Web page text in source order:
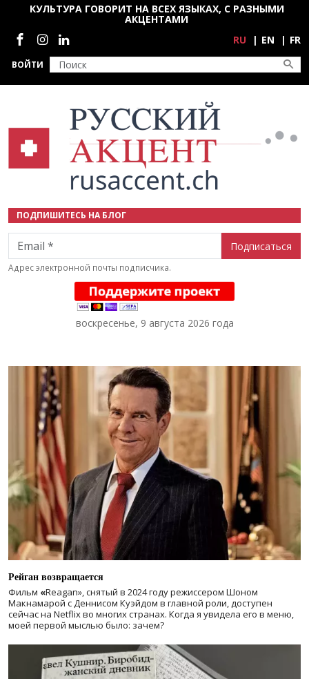
Перейти к основному содержанию
ВОЙТИ
КУЛЬТУРА ГОВОРИТ НА ВСЕХ ЯЗЫКАХ, С РАЗНЫМИ
АКЦЕНТАМИ
Социальные сети
RU EN FR
ПОДПИШИТЕСЬ НА БЛОГ
Email
Адрес электронной почты подписчика.
воскресенье, 9 августа 2026 года
Рейган возвращается
Фильм «Reagan», снятый в 2024 годурежиссером Шоном
Макнамарой с Деннисом Куэйдом в главной роли, доступен
сейчас на Netflix во многих странах. Когда я увидела его в меню,
моей первой мыслью было: зачем?